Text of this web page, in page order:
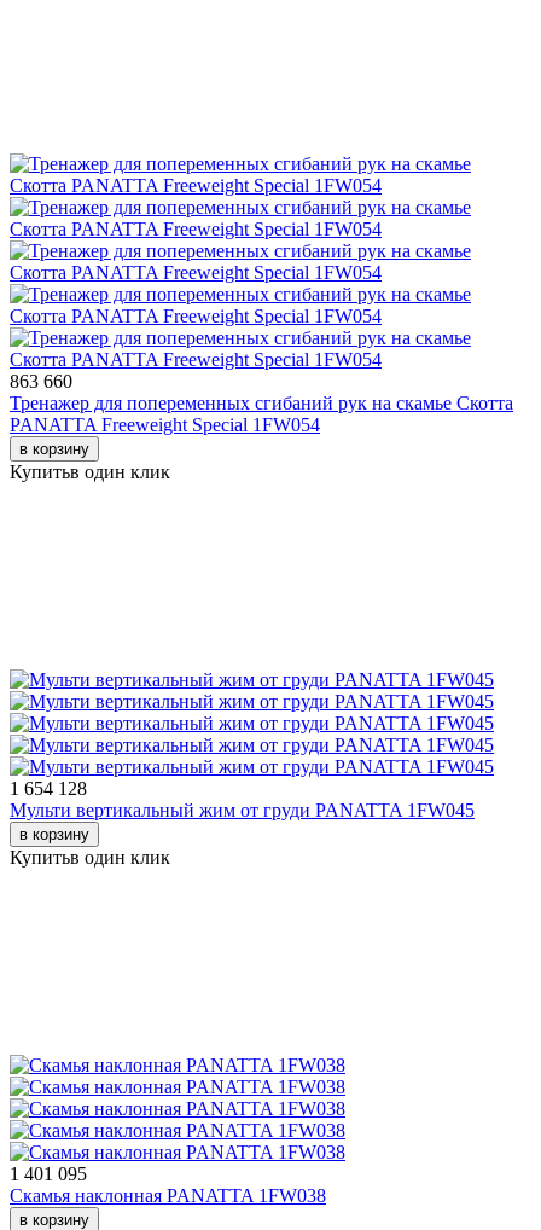
863 660
Тренажер для попеременных сгибаний рук на скамье Скотта
PANATTA Freeweight Special 1FW054
в корзину
Купитьв один клик
1 654 128
Мульти вертикальный жим от груди PANATTA 1FW045
в корзину
Купитьв один клик
1 401 095
Скамья наклонная PANATTA 1FW038
в корзину